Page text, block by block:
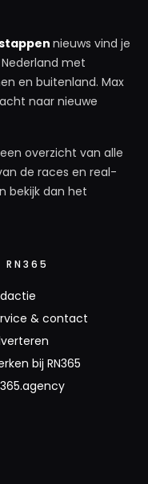
nieuws vind je
Nederland met
en buitenland. Max
naar nieuwe
overzicht van alle
de races en real-
bekijk dan het
RN365
& contact
bij RN365